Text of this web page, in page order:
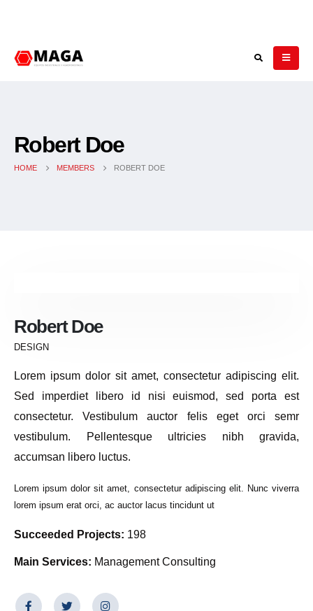
Robert Doe
HOME MEMBERS ROBERT DOE
Robert Doe
DESIGN
Lorem ipsum dolor sit amet, consectetur adipiscing elit.
Sed imperdiet libero id nisi euismod, sed porta est
consectetur. Vestibulum auctor felis eget orci semr
vestibulum. Pellentesque ultricies nibh gravida,
accumsan libero luctus.
Lorem ipsum dolor sit amet, consectetur adipiscing elit. Nunc viverra
lorem ipsum erat orci, ac auctor lacus tincidunt ut
Succeeded Projects: 198
Main Services: Management Consulting